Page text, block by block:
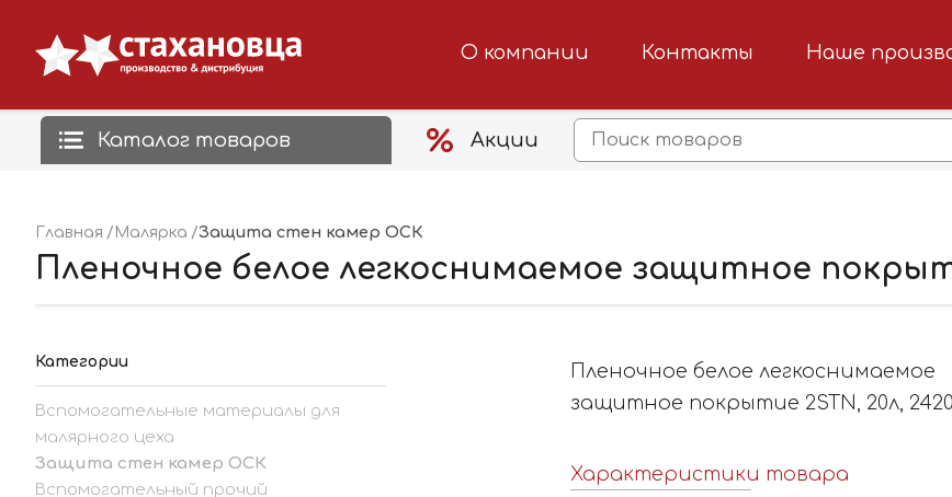
О компании Контакты Наше
Каталог товаров Акции
Главная Малярка Защита стен камер ОСК
Пленочное белое легкоснимаемое защитное
Категории
Вспомогательные материалы для
малярного цеха
Защита стен камер ОСК
Вспомогательный прочий
Пленочное белое легкоснимаемое
защитное покрытие 2STN, 20л, 2420
Характеристики товара